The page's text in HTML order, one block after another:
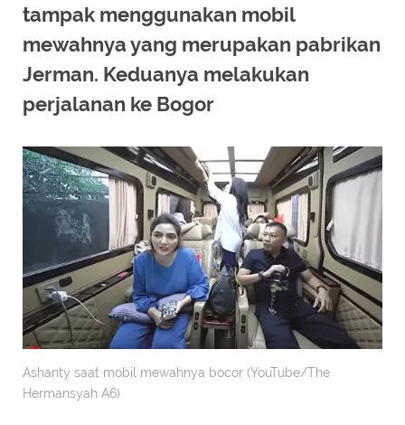
tampak menggunakan mobil
mewahnya yang merupakan pabrikan
Jerman. Keduanya melakukan
perjalanan ke Bogor
Ashanty saat mobil mewahnya bocor (YouTube/The
Hermansyah A6)